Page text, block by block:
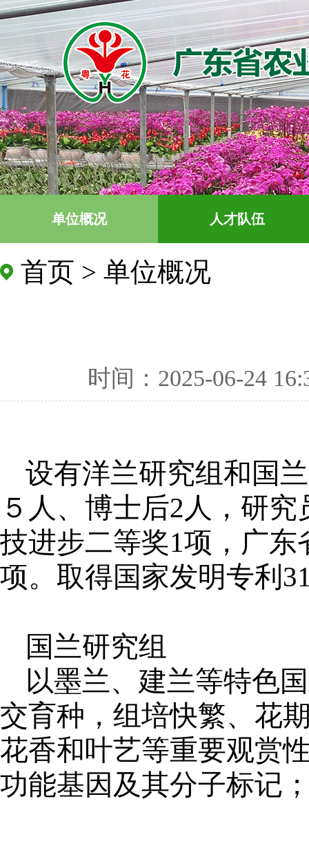
单位概况 人才队伍
首页 > 单位概况
时间：2025-06-24
设有洋兰研究组和国
５人、博士后2人，研
技进步二等奖1项，广
项。取得国家发明专利
国兰研究组
以墨兰、建兰等特色
交育种，组培快繁、花
花香和叶艺等重要观赏
功能基因及其分子标记